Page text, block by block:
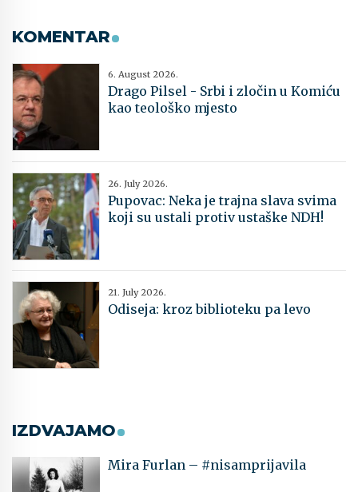
KOMENTAR
6. August 2026.
Drago Pilsel - Srbi i zločin u Komiću
kao teološko mjesto
26. July 2026.
Pupovac: Neka je trajna slava svima
koji su ustali protiv ustaške NDH!
21. July 2026.
Odiseja: kroz biblioteku pa levo
IZDVAJAMO
Mira Furlan – #nisamprijavila